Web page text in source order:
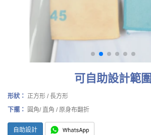
可自助設計範圍
形狀： 正方形 / 長方形
下擺：
圓角/ 直角 / 原身布翻折
自助設計